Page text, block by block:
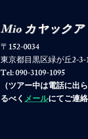
Mio カヤック
〒152-0034
東京都目黒区緑が丘2-3-
Tel: 090-3109-1095
（ツアー中は電話に出
るべくメールにてご連